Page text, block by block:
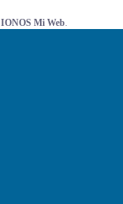
IONOS Mi Web